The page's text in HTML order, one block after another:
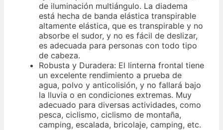
de iluminación multiángulo. La diadema
está hecha de banda elástica transpirable
altamente elástica, que es transpirable y no
absorbe el sudor, y no es fácil de deslizar,
es adecuada para personas con todo tipo
de cabeza.
Robusta y Duradera: El linterna frontal tiene
un excelente rendimiento a prueba de
agua, polvo y anticolisión, y no fallará bajo
la lluvia o en condiciones extremas. Muy
adecuado para diversas actividades, como
pesca, ciclismo, ciclismo de montaña,
camping, escalada, bricolaje, camping, etc.